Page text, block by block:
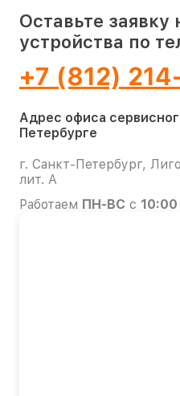
Оставьте
устройства по
+7 (812)
Адрес офиса
Петербурге
г. Санкт-Петербург,
лит. А
Работаем ПН-ВС с 10:00